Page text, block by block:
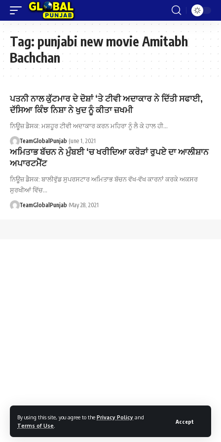
By using this site, you agree to the Privacy Policy and
Terms of Use
Accept
Tag: punjabi new movie Amitabh
Bachchan
ਪਤਨੀ ਨਾਲ ਕੁੱਟਮਾਰ ਦੇ ਦੋਸ਼ਾਂ ‘ਤੇ ਟੀਵੀ ਅਦਾਕਾਰ ਨੇ ਦਿੱਤੀ ਸਫਾਈ,
ਦੱਸਿਆ ਕਿੰਝ ਨਿਸ਼ਾ ਨੇ ਖੁਦ ਨੂੰ ਕੀਤਾ ਜ਼ਖਮੀ
ਨਿਊਜ਼ ਡੈਸਕ: ਮਸ਼ਹੂਰ ਟੀਵੀ ਅਦਾਕਾਰ ਕਰਨ ਮਹਿਰਾ ਨੂੰ ਲੈ ਕੇ ਹਾਲ ਹੀ…
TeamGlobalPunjab June 1, 2021
ਅਮਿਤਾਭ ਬੱਚਨ ਨੇ ਮੁੰਬਈ ‘ਚ ਖਰੀਦਿਆ ਕਰੋੜਾਂ ਰੁਪਏ ਦਾ ਆਲੀਸ਼ਾਨ
ਅਪਾਰਟਮੈਂਟ
ਨਿਊਜ਼ ਡੈਸਕ: ਬਾਲੀਵੁੱਡ ਸੁਪਰਸਟਾਰ ਅਮਿਤਾਭ ਬੱਚਨ ਵੱਖ-ਵੱਖ ਕਾਰਨਾਂ ਕਰਕੇ ਅਕਸਰ
ਸੁਰਖੀਆਂ ਵਿੱਚ…
TeamGlobalPunjab May 28, 2021